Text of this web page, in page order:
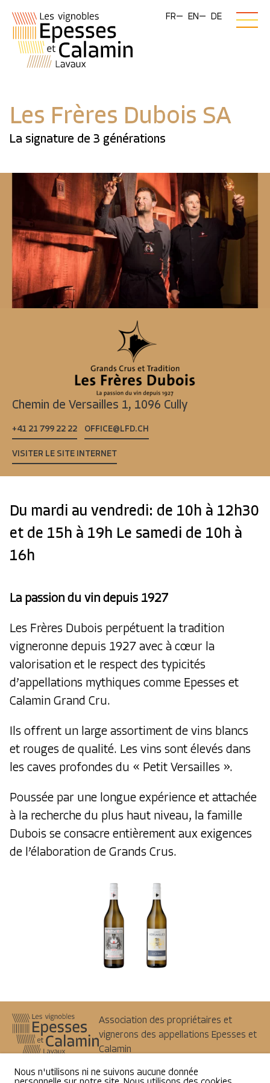
FR EN DE
Les Frères Dubois SA
La signature de 3 générations
Chemin de Versailles 1, 1096 Cully
+41 21 799 22 22 OFFICE@LFD.CH
VISITER LE SITE INTERNET
Du mardi au vendredi: de 10h à 12h30
et de 15h à 19h Le samedi de 10h à
16h
La passion du vin depuis 1927
Les Frères Dubois perpétuent la tradition
vigneronne depuis 1927 avec à cœur la
valorisation et le respect des typicités
d’appellations mythiques comme Epesses et
Calamin Grand Cru.
Ils offrent un large assortiment de vins blancs
et rouges de qualité. Les vins sont élevés dans
les caves profondes du « Petit Versailles ».
Poussée par une longue expérience et attachée
à la recherche du plus haut niveau, la famille
Dubois se consacre entièrement aux exigences
de l’élaboration de Grands Crus.
Association des propriétaires et
vignerons des appellations Epesses et
Calamin
info@epesses-calamin.ch
Nous n'utilisons ni ne suivons aucune donnée